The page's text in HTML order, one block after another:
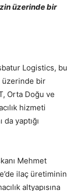
üzerinde bir
Logistics, bu
üzerinde bir
Orta Doğu ve
hizmeti
yaptığı
Mehmet
ilaç üretiminin
altyapısına